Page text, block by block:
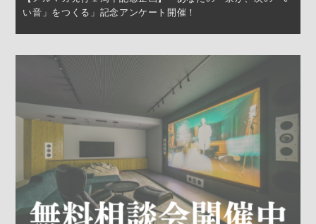
い音」をつくる」記念アンケート開催！